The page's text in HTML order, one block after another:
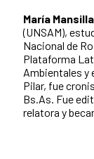
María Mansilla
(UNSAM),
Nacional de
Plataforma
Ambientales y
Pilar, fue
Bs.As. Fue
relatora y